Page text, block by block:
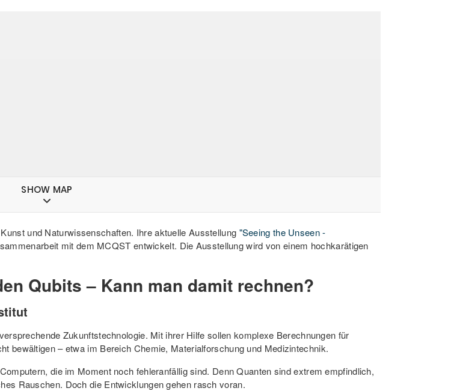
SHOW MAP
und Naturwissenschaften. Ihre aktuelle Ausstellung "Seeing the Unseen -
mit dem MCQST entwickelt. Die Ausstellung wird von einem hochkarätigen
Qubits – Kann man damit rechnen?
Zukunftstechnologie. Mit ihrer Hilfe sollen komplexe Berechnungen für
bewältigen – etwa im Bereich Chemie, Materialforschung und Medizintechnik.
die im Moment noch fehleranfällig sind. Denn Quanten sind extrem empfindlich,
Rauschen. Doch die Entwicklungen gehen rasch voran.